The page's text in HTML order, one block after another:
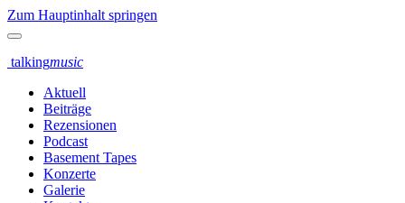
Zum Hauptinhalt springen
talkingmusic
Aktuell
Beiträge
Rezensionen
Podcast
Basement Tapes
Konzerte
Galerie